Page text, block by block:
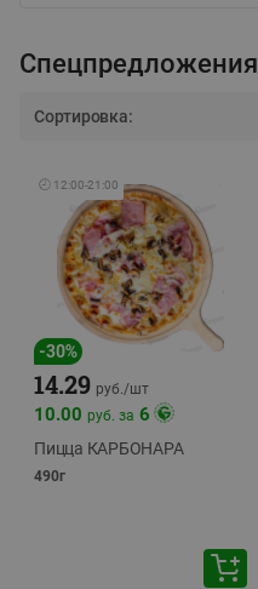
Спецпредложения
Сортировка:
🕘 12:00-21:00
-30%
14.29 руб./шт
10.00 руб. за 6
Пицца КАРБОНАРА
490г